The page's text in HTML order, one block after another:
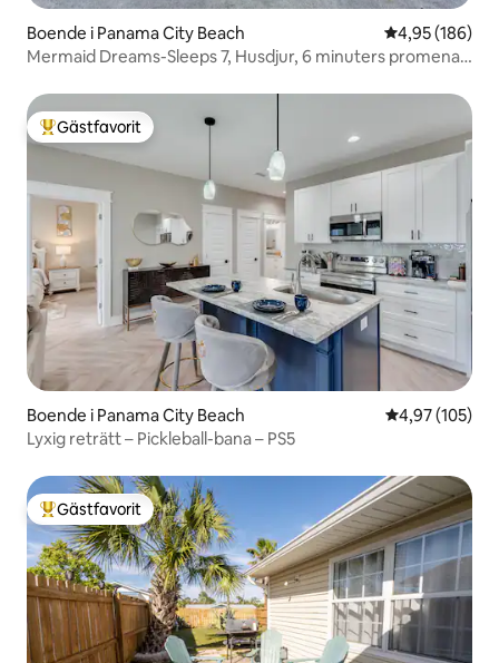
Boende i Panama City Beach 4,95 av 5 i
4,95 (186)
Mermaid Dreams-Sleeps 7, Husdjur, 6 minuters promenad
Populär gästfavorit
Gästfavorit
Boende i Panama City Beach 4,97 av 5 i
4,97 (105)
Lyxig reträtt – Pickleball-bana – PS5
Populär gästfavorit
Gästfavorit